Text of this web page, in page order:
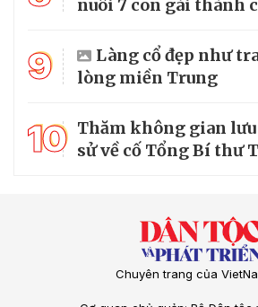
nuôi 7 con gái thành
9
Làng cổ đẹp như
lòng miền Trung
10 Thăm không gian
sử về cố Tổng Bí thư
Chuyên trang của